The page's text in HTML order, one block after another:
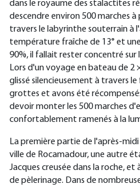
dans le royaume des stalactites
descendre environ 500 marches
travers le labyrinthe souterrain à
température fraîche de 13° et
90%, il fallait rester concentré sur
Lors d'un voyage en bateau de 2
glissé silencieusement à travers
grottes et avons été
devoir monter les 500 marches
confortablement ramenés à la
La première partie de l'après-
ville de Rocamadour, une autre
Jacques creusée dans la roche,
de pèlerinage. Dans de